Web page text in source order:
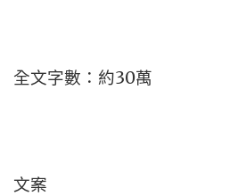
全文字數：約30萬
文案